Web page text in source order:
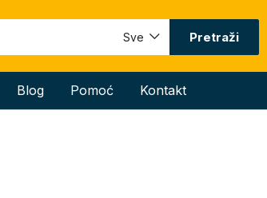
Sve Pretraži
Blog Pomoć Kontakt